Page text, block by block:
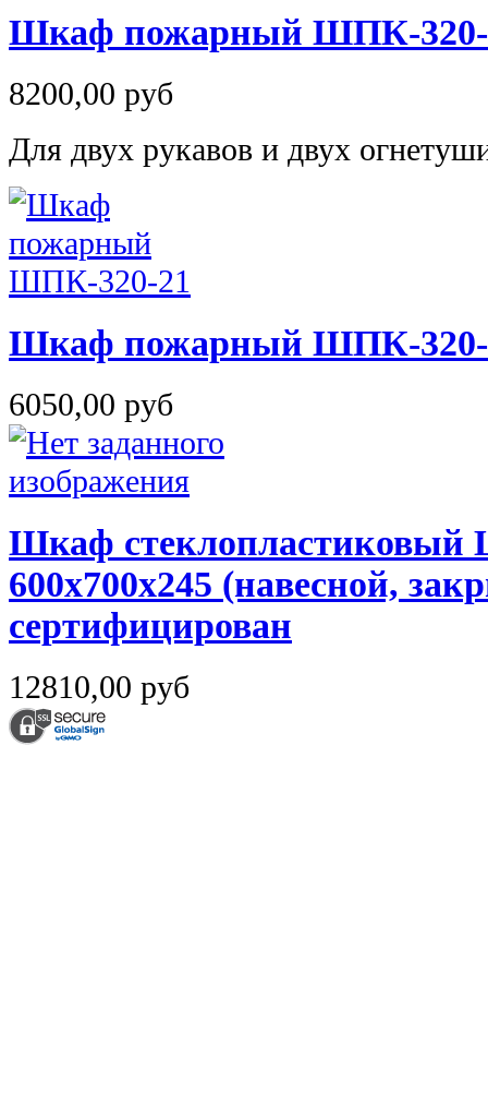
Шкаф пожарный ШПК-320-
8200,00 руб
Для двух рукавов и двух
Шкаф пожарный ШПК-320-
6050,00 руб
Шкаф
600х700х245 (навесной,
сертифицирован
12810,00 руб